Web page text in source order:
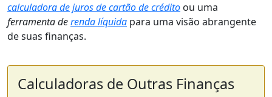
calculadora de juros de cartão de crédito ou uma
ferramenta derenda líquida para uma visão abrangente
de suas finanças.
Calculadoras de Outras Finanças